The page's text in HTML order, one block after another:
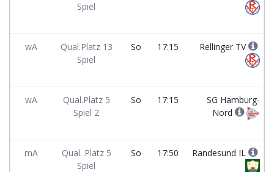
Spiel
wA
Qual.Platz 13
Spiel
So 17:15 Rellinger TV
wA
Qual.Platz 5
Spiel 2
So 17:15
SG Hamburg-
Nord
mA
Qual. Platz 5
Spiel
So 17:50 Randesund IL